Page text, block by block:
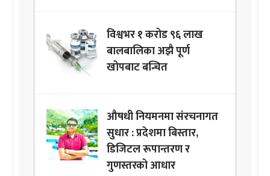
विश्वभर १ करोड ९६ लाख
बालबालिका अझै पूर्ण
खोपबाट बन्चित
औषधी नियमनमा संरचनागत
सुधार : प्रदेशमा बिस्तार,
डिजिटल रूपान्तरण र
गुणस्तरको आधार